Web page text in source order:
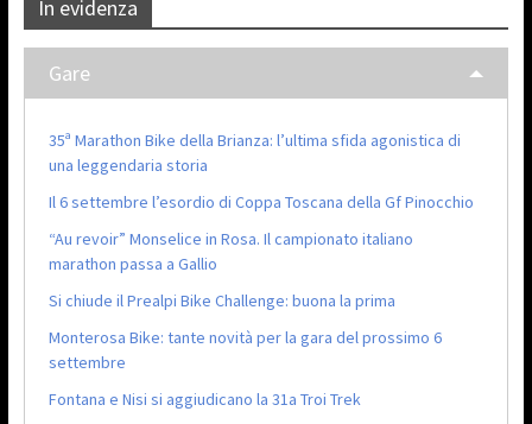
In evidenza
Gare
35ª Marathon Bike della Brianza: l’ultima sfida agonistica di
una leggendaria storia
Il 6 settembre l’esordio di Coppa Toscana della Gf Pinocchio
“Au revoir” Monselice in Rosa. Il campionato italiano
marathon passa a Gallio
Si chiude il Prealpi Bike Challenge: buona la prima
Monterosa Bike: tante novità per la gara del prossimo 6
settembre
Fontana e Nisi si aggiudicano la 31a Troi Trek